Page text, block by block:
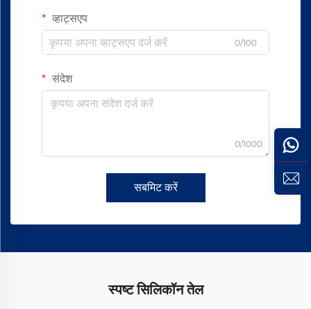
व्हाट्सएप
0/100
संदेश
0/1000
सबमिट करें
स्पष्ट सिलिकॉन तेल